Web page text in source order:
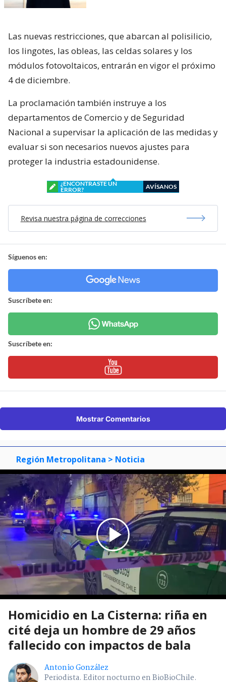
Las nuevas restricciones, que abarcan al polisilicio,
los lingotes, las obleas, las celdas solares y los
módulos fotovoltaicos, entrarán en vigor el próximo
4 de diciembre.
La proclamación también instruye a los
departamentos de Comercio y de Seguridad
Nacional a supervisar la aplicación de las medidas y
evaluar si son necesarios nuevos ajustes para
proteger la industria estadounidense.
¿ENCONTRASTE UN
ERROR?
AVÍSANOS
Revisa nuestra página de correcciones
Síguenos en:
Suscríbete en:
Suscríbete en:
Mostrar Comentarios
Región Metropolitana > Noticia
Homicidio en La Cisterna: riña en
cité deja un hombre de 29 años
fallecido con impactos de bala
Antonio González
Periodista. Editor nocturno en BioBioChile.